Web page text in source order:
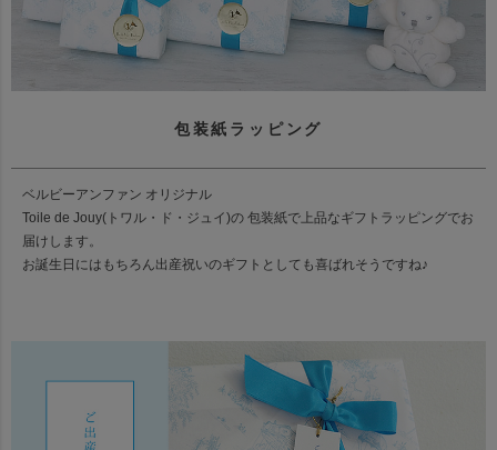
包装紙ラッピング
ベルビーアンファン オリジナル
Toile de Jouy(トワル・ド・ジュイ)の 包装紙で上品なギフトラッピングでお
届けします。
お誕生日にはもちろん出産祝いのギフトとしても喜ばれそうですね♪